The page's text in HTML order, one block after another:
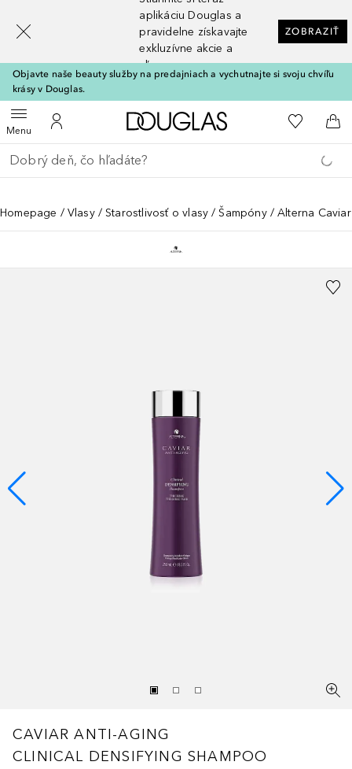
aplikáciu Douglas a
pravidelne získavajte
exkluzívne akcie a
zľavy
ZOBRAZIŤ
Objavte naše beauty služby na predajniach a vychutnajte si svoju chvíľu
krásy v Douglas.
MenuOtvoriť menuDo môjho účtu
Domov Do môjho
Do
Choď späť
Vykonajte vyhľadávanie
Homepage Vlasy Starostlivosť o vlasy Šampóny Alterna
CAVIAR ANTI-AGING
CLINICAL DENSIFYING SHAMPOO
[navigation.slideout.screenreader]